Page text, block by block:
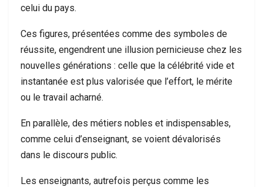
celui du pays.
Ces figures, présentées comme des symboles de
réussite, engendrent une illusion pernicieuse chez les
nouvelles générations : celle que la célébrité vide et
instantanée est plus valorisée que l’effort, le mérite
ou le travail acharné.
En parallèle, des métiers nobles et indispensables,
comme celui d’enseignant, se voient dévalorisés
dans le discours public.
Les enseignants, autrefois perçus comme les